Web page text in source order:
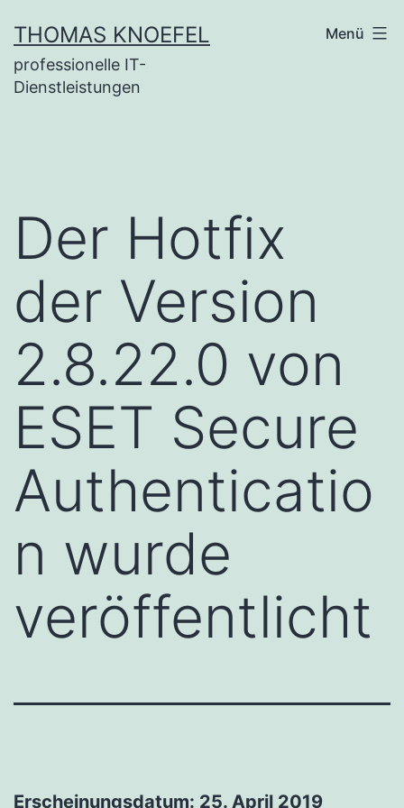
Inhalt
springen
THOMAS KNOEFEL
professionelle IT-
Dienstleistungen
Menü
Der Hotfix
der Version
2.8.22.0 von
ESET Secure
Authenticatio
n wurde
veröffentlicht
Erscheinungsdatum: 25. April 2019